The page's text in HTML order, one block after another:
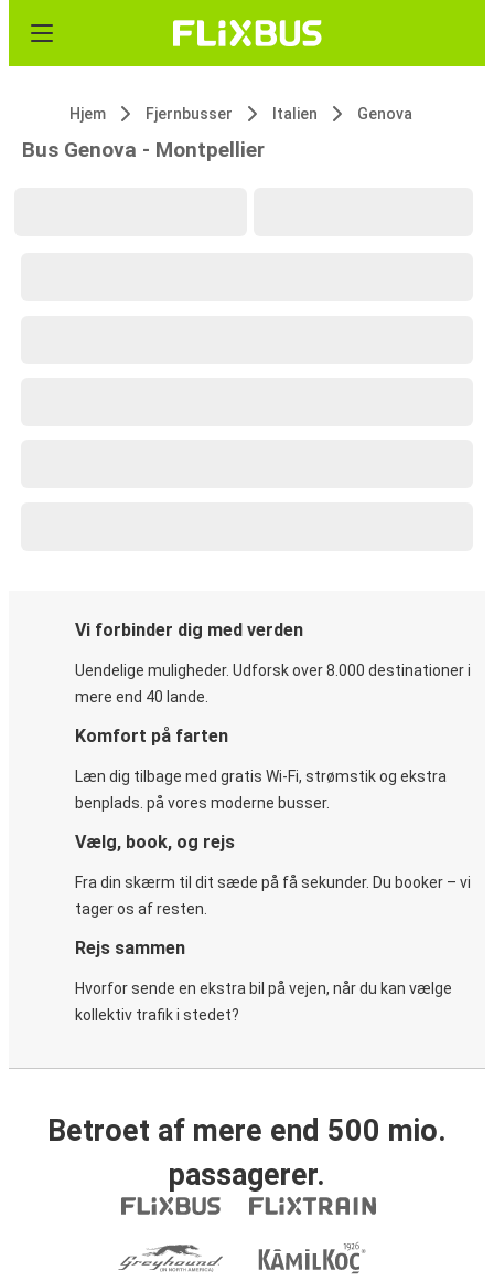
Hjem Fjernbusser Italien Genova
Bus Genova - Montpellier
Vi forbinder dig med verden
Uendelige muligheder. Udforsk over 8.000 destinationer i
mere end 40 lande.
Komfort på farten
Læn dig tilbage med gratis Wi-Fi, strømstik og ekstra
benplads. på vores moderne busser.
Vælg, book, og rejs
Fra din skærm til dit sæde på få sekunder. Du booker – vi
tager os af resten.
Rejs sammen
Hvorfor sende en ekstra bil på vejen, når du kan vælge
kollektiv trafik i stedet?
Betroet af mere end 500 mio.
passagerer.